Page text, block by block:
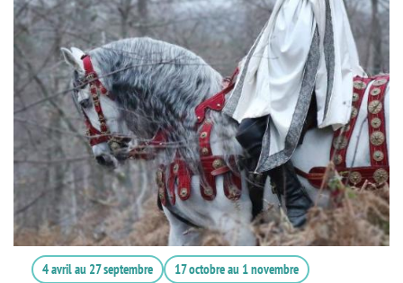
4 avrilau 27 septembre 17 octobreau 1 novembre